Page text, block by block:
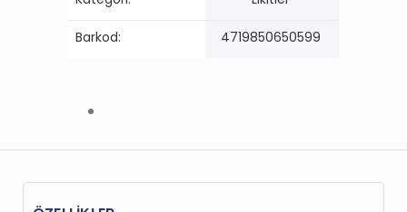
Barkod: 4719850650599